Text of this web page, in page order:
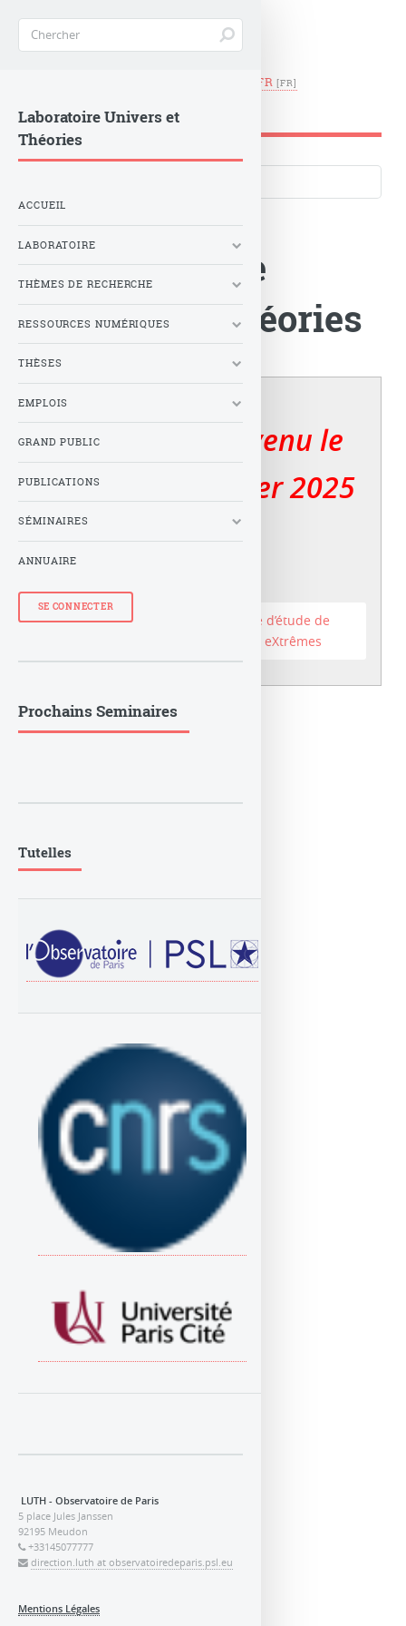
Observatoire de Paris
FR
Langues du site
Le Laboratoire
Univers et Théories
Le LuTh est devenu le
Lux au 1
janvier 2025
Accéder au site du Laboratoire d’étude de
l’Univers et des phénomènes eXtrêmes
Laboratoire Univers et
Théories
ACCUEIL
LABORATOIRE
THÈMES DE RECHERCHE
RESSOURCES NUMÉRIQUES
THÈSES
EMPLOIS
GRAND PUBLIC
PUBLICATIONS
SÉMINAIRES
ANNUAIRE
SE CONNECTER
Prochains Seminaires
Tutelles
LUTH - Observatoire de Paris
5 place Jules Janssen
92195 Meudon
+33145077777
direction.luth at observatoiredeparis.psl.eu
Mentions Légales